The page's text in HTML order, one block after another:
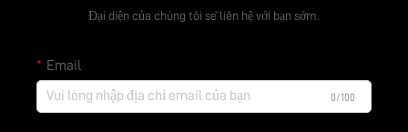
Đại diện của chúng tôi sẽ liên hệ với bạn sớm.
Email
0/100